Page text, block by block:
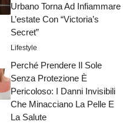
Urbano Torna Ad Infiammare
L’estate Con “Victoria’s
Secret”
Lifestyle
Perché Prendere Il Sole
Senza Protezione È
Pericoloso: I Danni Invisibili
Che Minacciano La Pelle E
La Salute